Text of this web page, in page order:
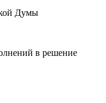
Думы
в решение